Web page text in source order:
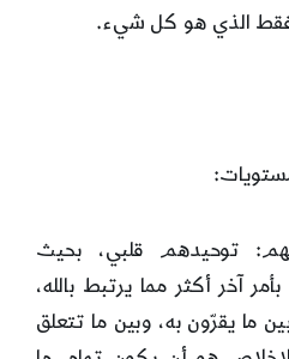
فقط الذي هو كل شيء.
توحيدهم قلبي، بحيث
آخر أكثر مما يرتبط بالله،
ما يقرّون به، وبين ما تتعلق